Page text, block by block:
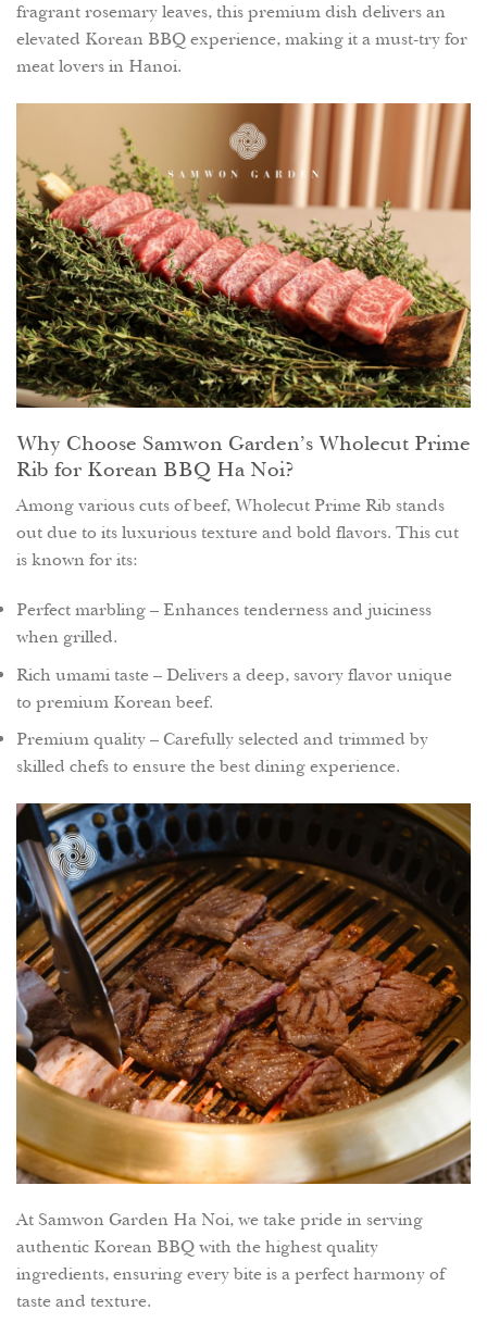
fragrant rosemary leaves, this premium dish delivers an
elevated Korean BBQ experience, making it a must-try for
meat lovers in Hanoi.
Why Choose Samwon Garden’s Wholecut Prime
Rib for Korean BBQ Ha Noi?
Among various cuts of beef, Wholecut Prime Rib stands
out due to its luxurious texture and bold flavors. This cut
is known for its:
Perfect marbling – Enhances tenderness and juiciness
when grilled.
Rich umami taste – Delivers a deep, savory flavor unique
to premium Korean beef.
Premium quality – Carefully selected and trimmed by
skilled chefs to ensure the best dining experience.
At Samwon Garden Ha Noi, we take pride in serving
authentic Korean BBQ with the highest quality
ingredients, ensuring every bite is a perfect harmony of
taste and texture.